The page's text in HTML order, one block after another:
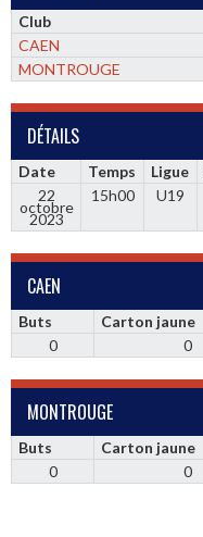
Club
CAEN
MONTROUGE
DÉTAILS
Date Temps Ligue
22
octobre
2023
15h00 U19
CAEN
Buts Carton jaune
0
0
MONTROUGE
Buts Carton jaune
0
0